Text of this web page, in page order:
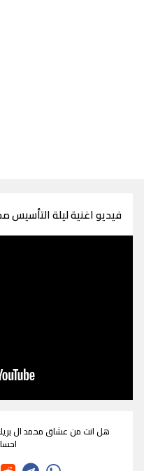
فيديو اغنية ليلة التأسيس
هل انت من عشاق محمد ال